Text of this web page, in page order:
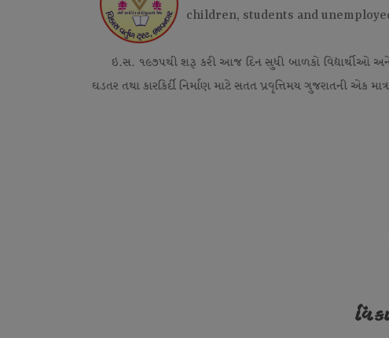
children, students and
ઇ.સ. ૧૯૭૫થી શરૂ કરી આજ દિન સુધી બાળકો વિદ્યાર્થીઓ
ઘડતર તથા કારકિર્દી નિર્માણ માટે સતત પ્રવૃત્તિમય ગુજરાતની એક